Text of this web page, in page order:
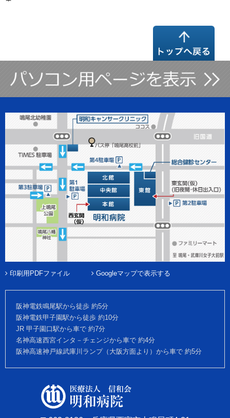
印刷用PDFファイル Googleマップで表示する
阪神電鉄鳴尾駅から徒歩 約5分
阪神電鉄甲子園駅から徒歩 約10分
JR 甲子園口駅から車で 約7分
名神高速西宮インタ－チェンジから車で 約4分
阪神高速神戸線武庫川ランプ（大阪方面より）から車で 約5分